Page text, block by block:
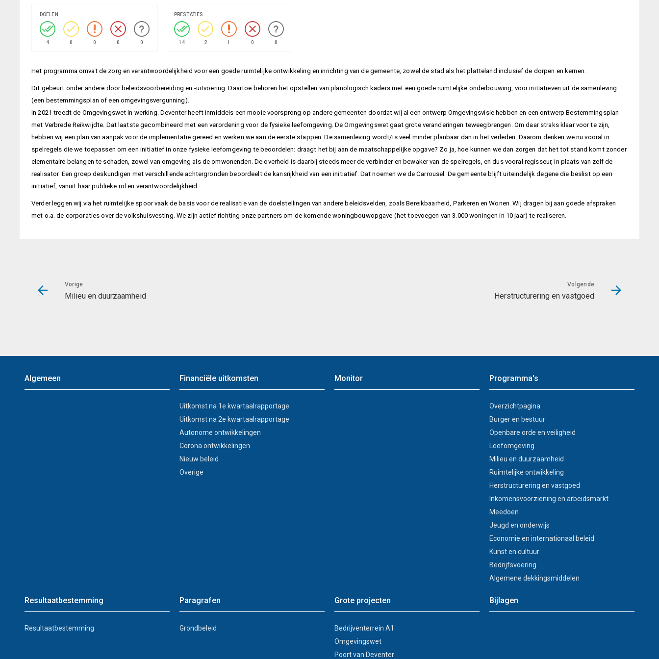
4 0 0 0 0 14 2 1 0 0
Het programma omvat de zorg en verantwoordelijkheid voor een goede ruimtelijke ontwikkeling en inrichting van de gemeente, zowel de stad als het platteland inclusief de dorpen en kernen.
Dit gebeurt onder andere door beleidsvoorbereiding en -uitvoering. Daartoe behoren het opstellen van planologisch kaders met een goede ruimtelijke onderbouwing, voor initiatieven uit de samenleving
(een bestemmingsplan of een omgevingsvergunning).
In 2021 treedt de Omgevingswet in werking. Deventer heeft inmiddels een mooie voorsprong op andere gemeenten doordat wij al een ontwerp Omgevingsvisie hebben en een ontwerp Bestemmingsplan
met Verbrede Reikwijdte. Dat laatste gecombineerd met een verordening voor de fysieke leefomgeving. De Omgevingswet gaat grote veranderingen teweegbrengen. Om daar straks klaar voor te zijn,
hebben wij een plan van aanpak voor de implementatie gereed en werken we aan de eerste stappen. De samenleving wordt/is veel minder planbaar dan in het verleden. Daarom denken we nu vooral in
spelregels die we toepassen om een initiatief in onze fysieke leefomgeving te beoordelen: draagt het bij aan de maatschappelijke opgave? Zo ja, hoe kunnen we dan zorgen dat het tot stand komt zonder
elementaire belangen te schaden, zowel van omgeving als de omwonenden. De overheid is daarbij steeds meer de verbinder en bewaker van de spelregels, en dus vooral regisseur, in plaats van zelf de
realisator. Een groep deskundigen met verschillende achtergronden beoordeelt de kansrijkheid van een initiatief. Dat noemen we de Carrousel. De gemeente blijft uiteindelijk degene die beslist op een
initiatief, vanuit haar publieke rol en verantwoordelijkheid.
Verder leggen wij via het ruimtelijke spoor vaak de basis voor de realisatie van de doelstellingen van andere beleidsvelden, zoals Bereikbaarheid, Parkeren en Wonen. Wij dragen bij aan goede afspraken
met o.a. de corporaties over de volkshuisvesting. We zijn actief richting onze partners om de komende woningbouwopgave (het toevoegen van 3.000 woningen in 10 jaar) te realiseren.
Vorige
Milieu en duurzaamheid
Volgende
Herstructurering en vastgoed
Algemeen Financiële uitkomsten
Uitkomst na 1e kwartaalrapportage
Uitkomst na 2e kwartaalrapportage
Autonome ontwikkelingen
Corona ontwikkelingen
Nieuw beleid
Overige
Monitor Programma's
Overzichtpagina
Burger en bestuur
Openbare orde en veiligheid
Leefomgeving
Milieu en duurzaamheid
Ruimtelijke ontwikkeling
Herstructurering en vastgoed
Inkomensvoorziening en arbeidsmarkt
Meedoen
Jeugd en onderwijs
Economie en internationaal beleid
Kunst en cultuur
Bedrijfsvoering
Algemene dekkingsmiddelen
Resultaatbestemming
Resultaatbestemming
Paragrafen
Grondbeleid
Grote projecten
Bedrijventerrein A1
Omgevingswet
Poort van Deventer
Bijlagen